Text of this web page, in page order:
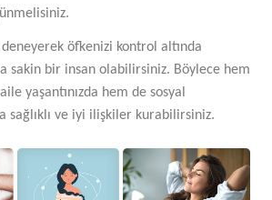
öfkenizi kontrol altında
sakin bir insan olabilirsiniz. Böylece hem
yaşantınızda hem de sosyal
sağlıklı ve iyi ilişkiler kurabilirsiniz.